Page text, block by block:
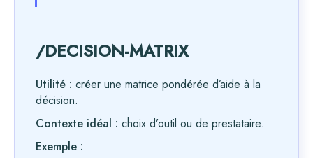
/DECISION-MATRIX
Utilité : créer une matrice pondérée d’aide à la
décision.
Contexte idéal : choix d’outil ou de prestataire.
Exemple :